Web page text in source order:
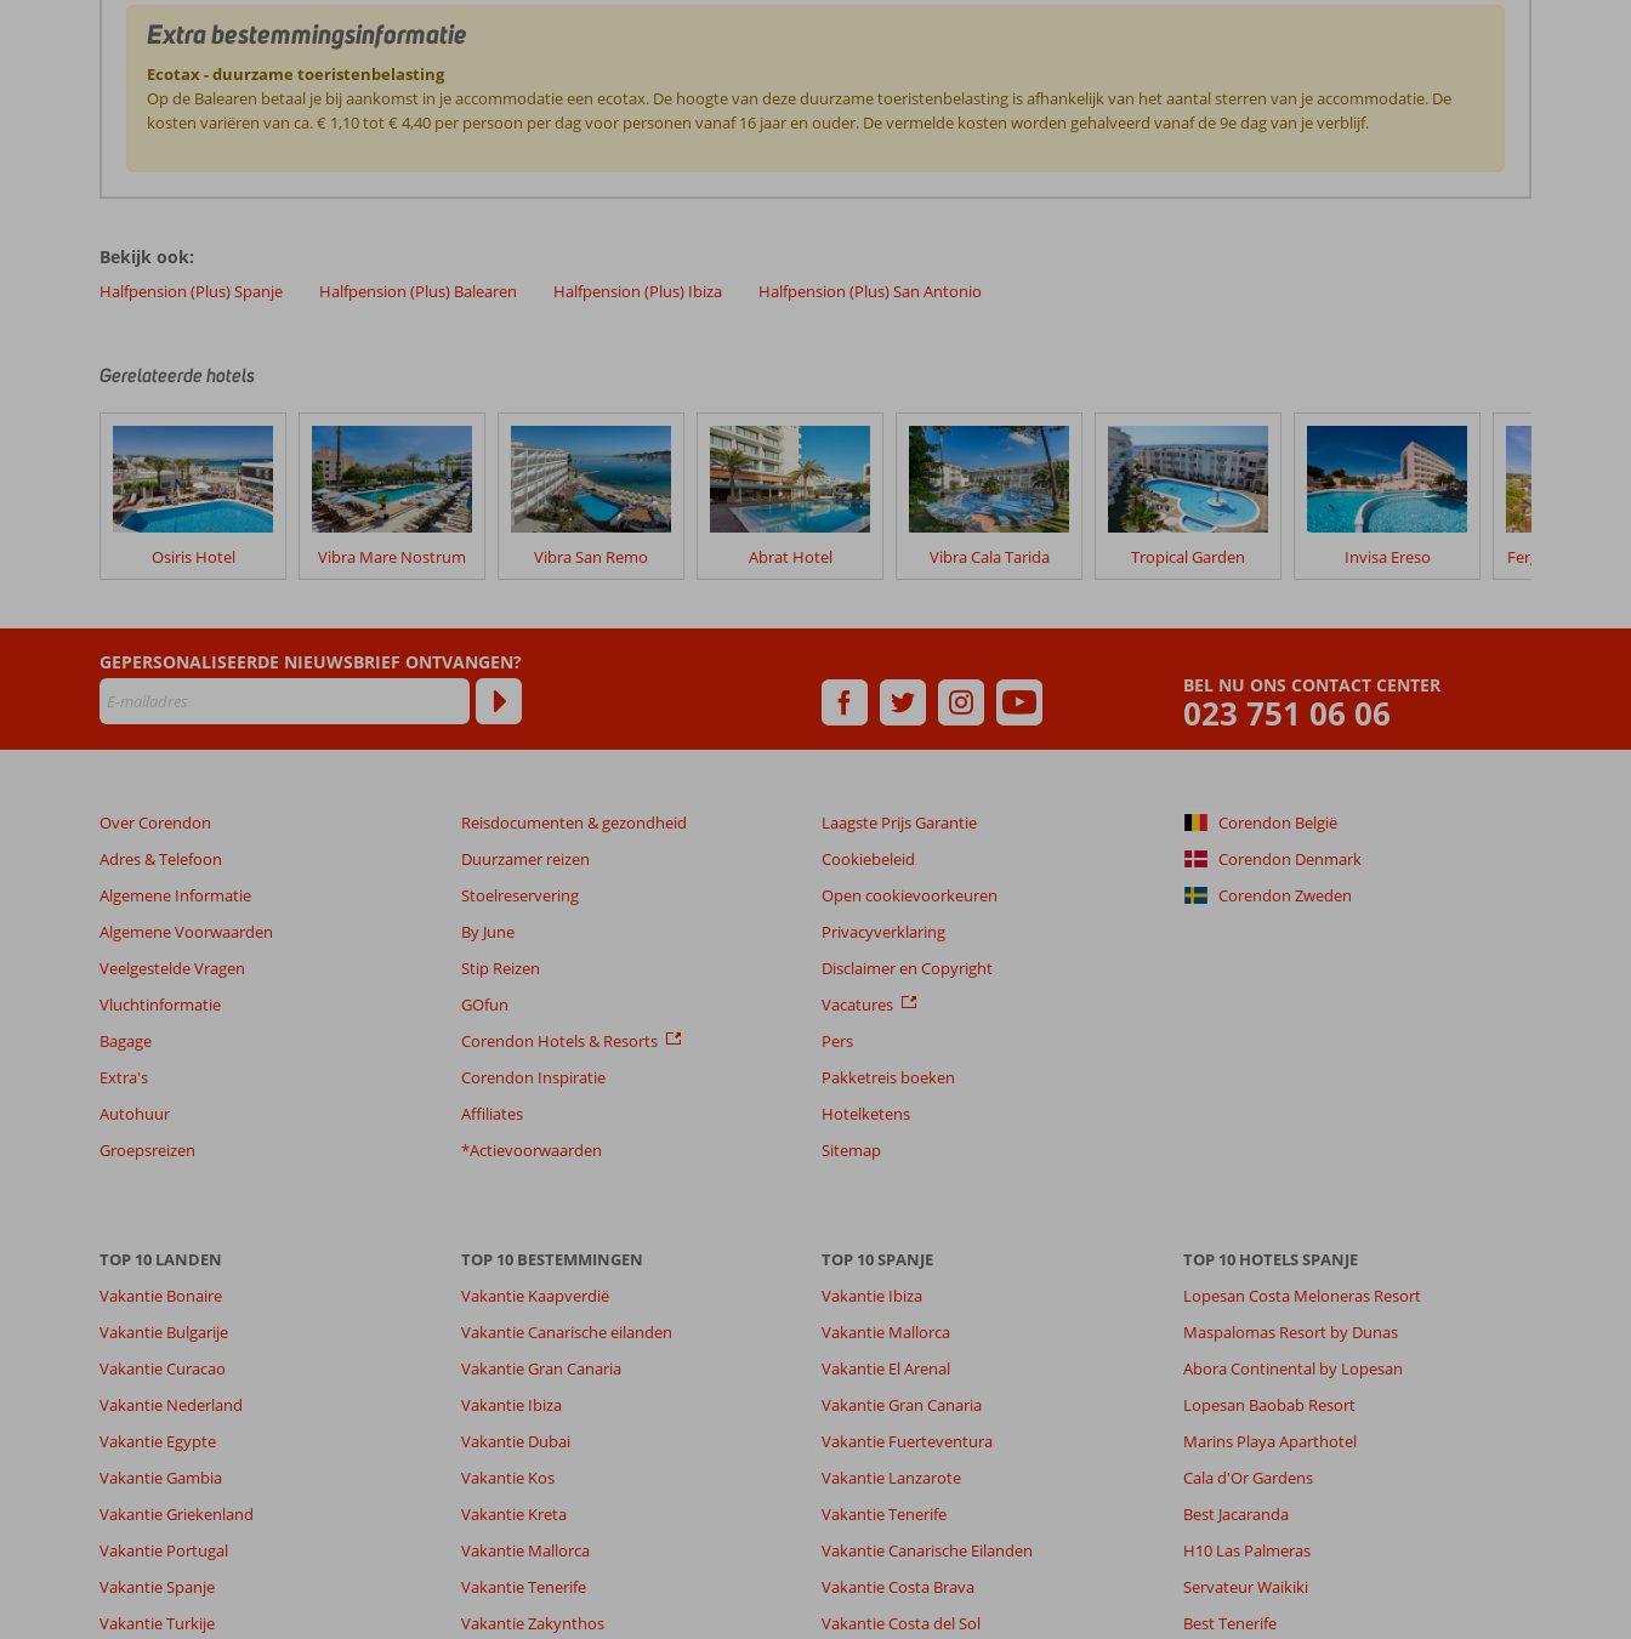
Extra bestemmingsinformatie
Ecotax - duurzame toeristenbelasting
Op de Balearen betaal je bij aankomst in je accommodatie een ecotax. De hoogte van deze duurzame toeristenbelasting is afhankelijk van het aantal sterren van je accommodatie. De
kosten variëren van ca. € 1,10 tot € 4,40 per persoon per dag voor personen vanaf 16 jaar en ouder. De vermelde kosten worden gehalveerd vanaf de 9e dag van je verblijf.
door
onze
klanten
hun
in
Ses
Savines
Hotel
Beoordelingen
die
zijn
dan
48
maanden
worden
niet
om
de
van
de
beoordelingen
te
beoordelingen.
87
beoordelingen
8,4
Kamers
7,7
van onze
klanten
Alle
datum (nieuw > oud)
9,0
Michele
San
Antonio:
Prachtig
Ligging
Service
Bekijk ook:
Halfpension (Plus) Spanje Halfpension (Plus) Balearen Halfpension (Plus) Ibiza Halfpension (Plus) San Antonio
Gerelateerde hotels
Osiris Hotel Vibra Mare Nostrum Vibra San Remo Abrat Hotel Vibra Cala Tarida Tropical Garden Invisa Ereso Fergus Style
BEL NU ONS CONTACT CENTER
023 751 06 06
GEPERSONALISEERDE NIEUWSBRIEF ONTVANGEN?
Over Corendon
Adres & Telefoon
Algemene Informatie
Algemene Voorwaarden
Veelgestelde Vragen
Vluchtinformatie
Bagage
Extra's
Autohuur
Groepsreizen
Reisdocumenten & gezondheid
Duurzamer reizen
Stoelreservering
By June
Stip Reizen
GOfun
Corendon Hotels & Resorts
Corendon Inspiratie
Affiliates
*Actievoorwaarden
Laagste Prijs Garantie
Cookiebeleid
Open cookievoorkeuren
Privacyverklaring
Disclaimer en Copyright
Vacatures
Pers
Pakketreis boeken
Hotelketens
Sitemap
Corendon België
Corendon Denmark
Corendon Zweden
TOP 10 LANDEN
Vakantie Bonaire
Vakantie Bulgarije
Vakantie Curacao
Vakantie Nederland
Vakantie Egypte
Vakantie Gambia
Vakantie Griekenland
Vakantie Portugal
Vakantie Spanje
Vakantie Turkije
TOP 10 BESTEMMINGEN
Vakantie Kaapverdië
Vakantie Canarische eilanden
Vakantie Gran Canaria
Vakantie Ibiza
Vakantie Dubai
Vakantie Kos
Vakantie Kreta
Vakantie Mallorca
Vakantie Tenerife
Vakantie Zakynthos
TOP 10 SPANJE
Vakantie Ibiza
Vakantie Mallorca
Vakantie El Arenal
Vakantie Gran Canaria
Vakantie Fuerteventura
Vakantie Lanzarote
Vakantie Tenerife
Vakantie Canarische Eilanden
Vakantie Costa Brava
Vakantie Costa del Sol
TOP 10 HOTELS SPANJE
Lopesan Costa Meloneras Resort
Maspalomas Resort by Dunas
Abora Continental by Lopesan
Lopesan Baobab Resort
Marins Playa Aparthotel
Cala d'Or Gardens
Best Jacaranda
H10 Las Palmeras
Servateur Waikiki
Best Tenerife